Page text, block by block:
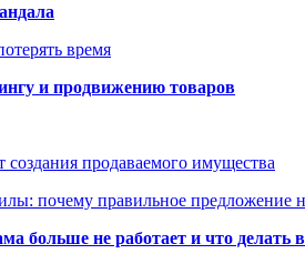
время
и продвижению товаров
продаваемого имущества
почему правильное предложение
больше не работает и что делать